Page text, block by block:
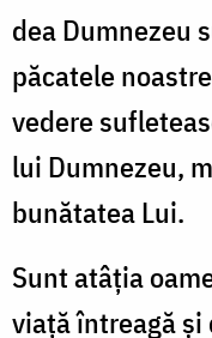
dea Dumnezeu
păcatele
vedere
lui Dumnezeu,
bunătatea Lui.
Sunt atâția
viață întreagă și